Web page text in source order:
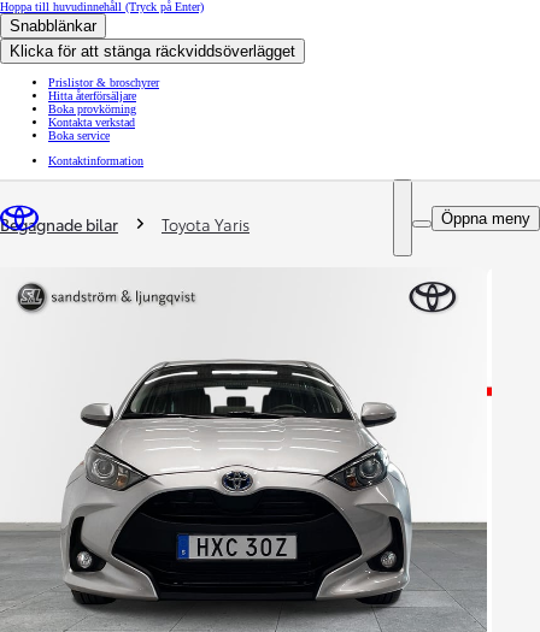
Hoppa till huvudinnehåll (Tryck på Enter)
Snabblänkar
Klicka för att stänga räckviddsöverlägget
Prislistor & broschyrer
Hitta återförsäljare
Boka provkörning
Kontakta verkstad
Boka service
Kontaktinformation
Öppna meny
You are here
Begagnade bilar Toyota Yaris